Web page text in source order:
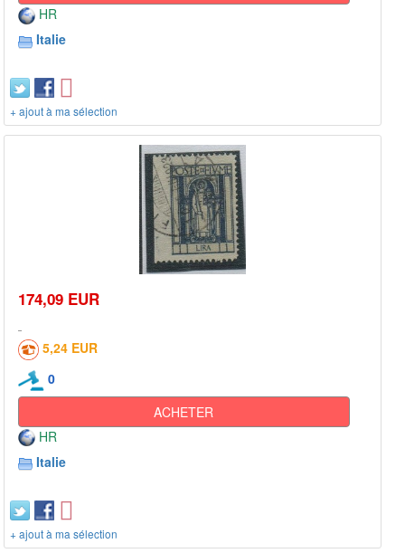
HR
Italie
+ ajout à ma sélection
174,09 EUR
5,24 EUR
0
ACHETER
HR
Italie
+ ajout à ma sélection